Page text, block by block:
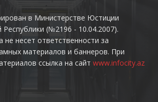
в Министерстве Юстиции
(№2196 - 10.04.2007).
не несет ответственности за
материалов и баннеров. При
ссылка на сайт www.infocity.az